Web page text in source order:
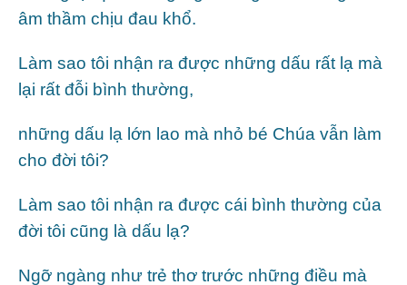
âm thầm chịu đau khổ.
Làm sao tôi nhận ra được những dấu rất lạ mà
lại rất đỗi bình thường,
những dấu lạ lớn lao mà nhỏ bé Chúa vẫn làm
cho đời tôi?
Làm sao tôi nhận ra được cái bình thường của
đời tôi cũng là dấu lạ?
Ngỡ ngàng như trẻ thơ trước những điều mà